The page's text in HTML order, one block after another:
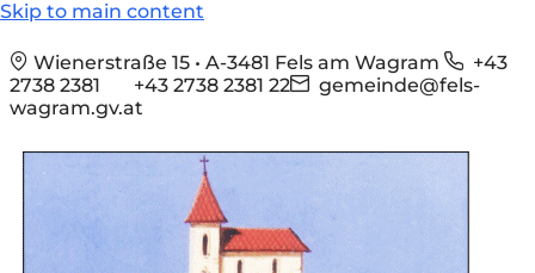
Skip to main content
Wienerstraße 15 • A-3481 Fels am Wagram
+43
2738 2381
+43 2738 2381 22
gemeinde@fels-
wagram.gv.at